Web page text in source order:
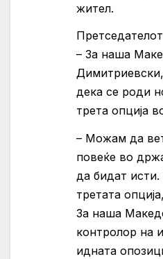
жител.
– За наша
дека се роди
трета опција
– Можам да
повеќе во
да бидат
третата
За наша
контролор на
идната